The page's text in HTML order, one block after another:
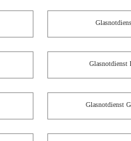
Glasnotdienst
Glasnotdienst